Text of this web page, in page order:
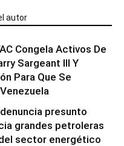
autor
Congela Activos De
Sargeant III Y
Para Que Se
presunto
grandes petroleras
sector energético